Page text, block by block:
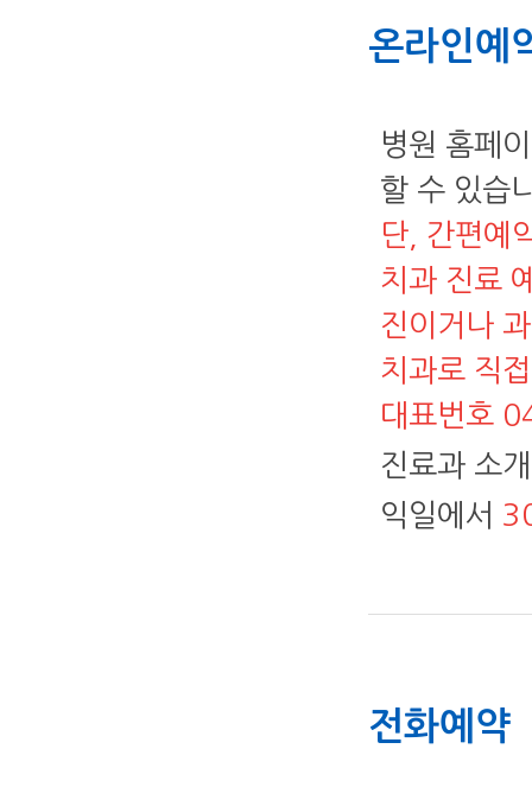
온라인예
병원 홈페
할 수 있습
단, 간편예
치과 진료
진이거나
치과로 직
대표번호
진료과 소
익일에서
전화예약